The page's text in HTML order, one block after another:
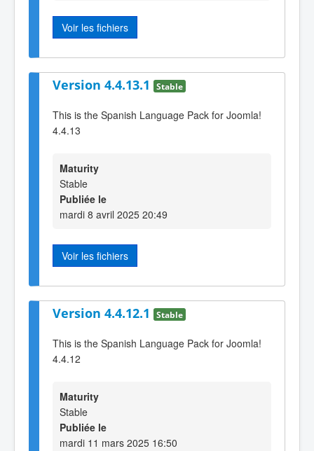
Voir les fichiers
Version 4.4.13.1 Stable
This is the Spanish Language Pack for Joomla!
4.4.13
Maturity
Stable
Publiée le
mardi 8 avril 2025 20:49
Voir les fichiers
Version 4.4.12.1 Stable
This is the Spanish Language Pack for Joomla!
4.4.12
Maturity
Stable
Publiée le
mardi 11 mars 2025 16:50